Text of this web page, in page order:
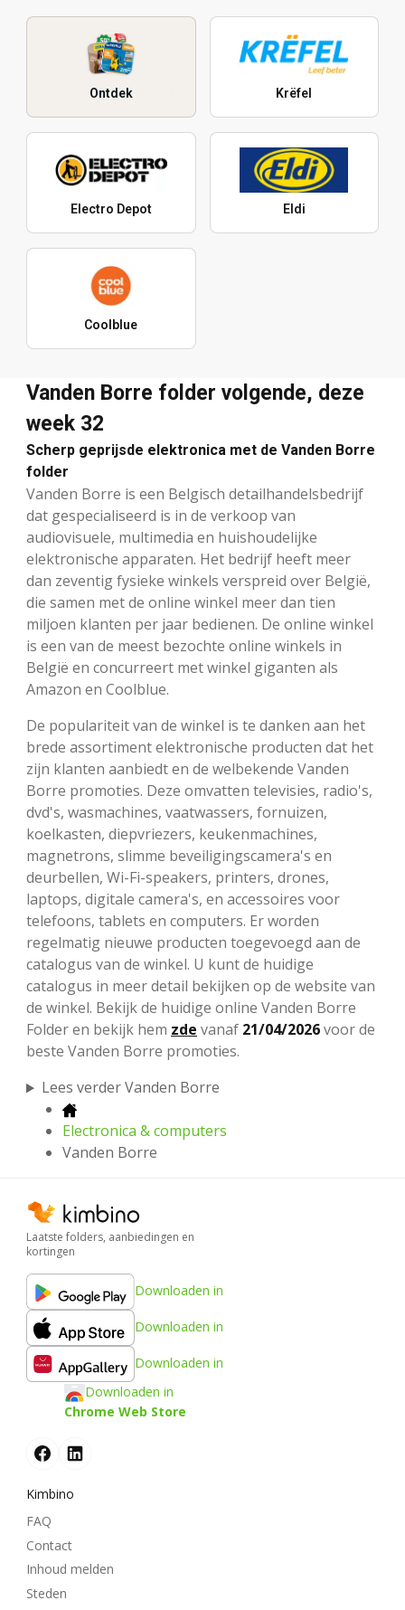
Ontdek Krëfel
Electro Depot Eldi
Coolblue
Vanden Borre folder volgende, deze
week 32
Scherp geprijsde elektronica met de Vanden Borre
folder
Vanden Borre is een Belgisch detailhandelsbedrijf
dat gespecialiseerd is in de verkoop van
audiovisuele, multimedia en huishoudelijke
elektronische apparaten. Het bedrijf heeft meer
dan zeventig fysieke winkels verspreid over België,
die samen met de online winkel meer dan tien
miljoen klanten per jaar bedienen. De online winkel
is een van de meest bezochte online winkels in
België en concurreert met winkel giganten als
Amazon en Coolblue.
De populariteit van de winkel is te danken aan het
brede assortiment elektronische producten dat het
zijn klanten aanbiedt en de welbekende Vanden
Borre promoties. Deze omvatten televisies, radio's,
dvd's, wasmachines, vaatwassers, fornuizen,
koelkasten, diepvriezers, keukenmachines,
magnetrons, slimme beveiligingscamera's en
deurbellen, Wi-Fi-speakers, printers, drones,
laptops, digitale camera's, en accessoires voor
telefoons, tablets en computers. Er worden
regelmatig nieuwe producten toegevoegd aan de
catalogus van de winkel. U kunt de huidige
catalogus in meer detail bekijken op de website van
de winkel. Bekijk de huidige online Vanden Borre
Folder en bekijk hem zde vanaf 21/04/2026voor de
beste Vanden Borre promoties.
Lees verder Vanden Borre
Electronica & computers
Vanden Borre
Laatste folders, aanbiedingen en
kortingen
Downloaden in
Downloaden in
Downloaden in
Downloaden in
Chrome Web Store
Kimbino
FAQ
Contact
Inhoud melden
Steden